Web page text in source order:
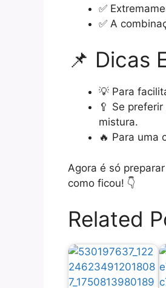
✅
✅ A
📌 Dicas
💡 Para
🥄 Se
mistura.
🔥 Para uma
Agora é só
como ficou! 👇
Related